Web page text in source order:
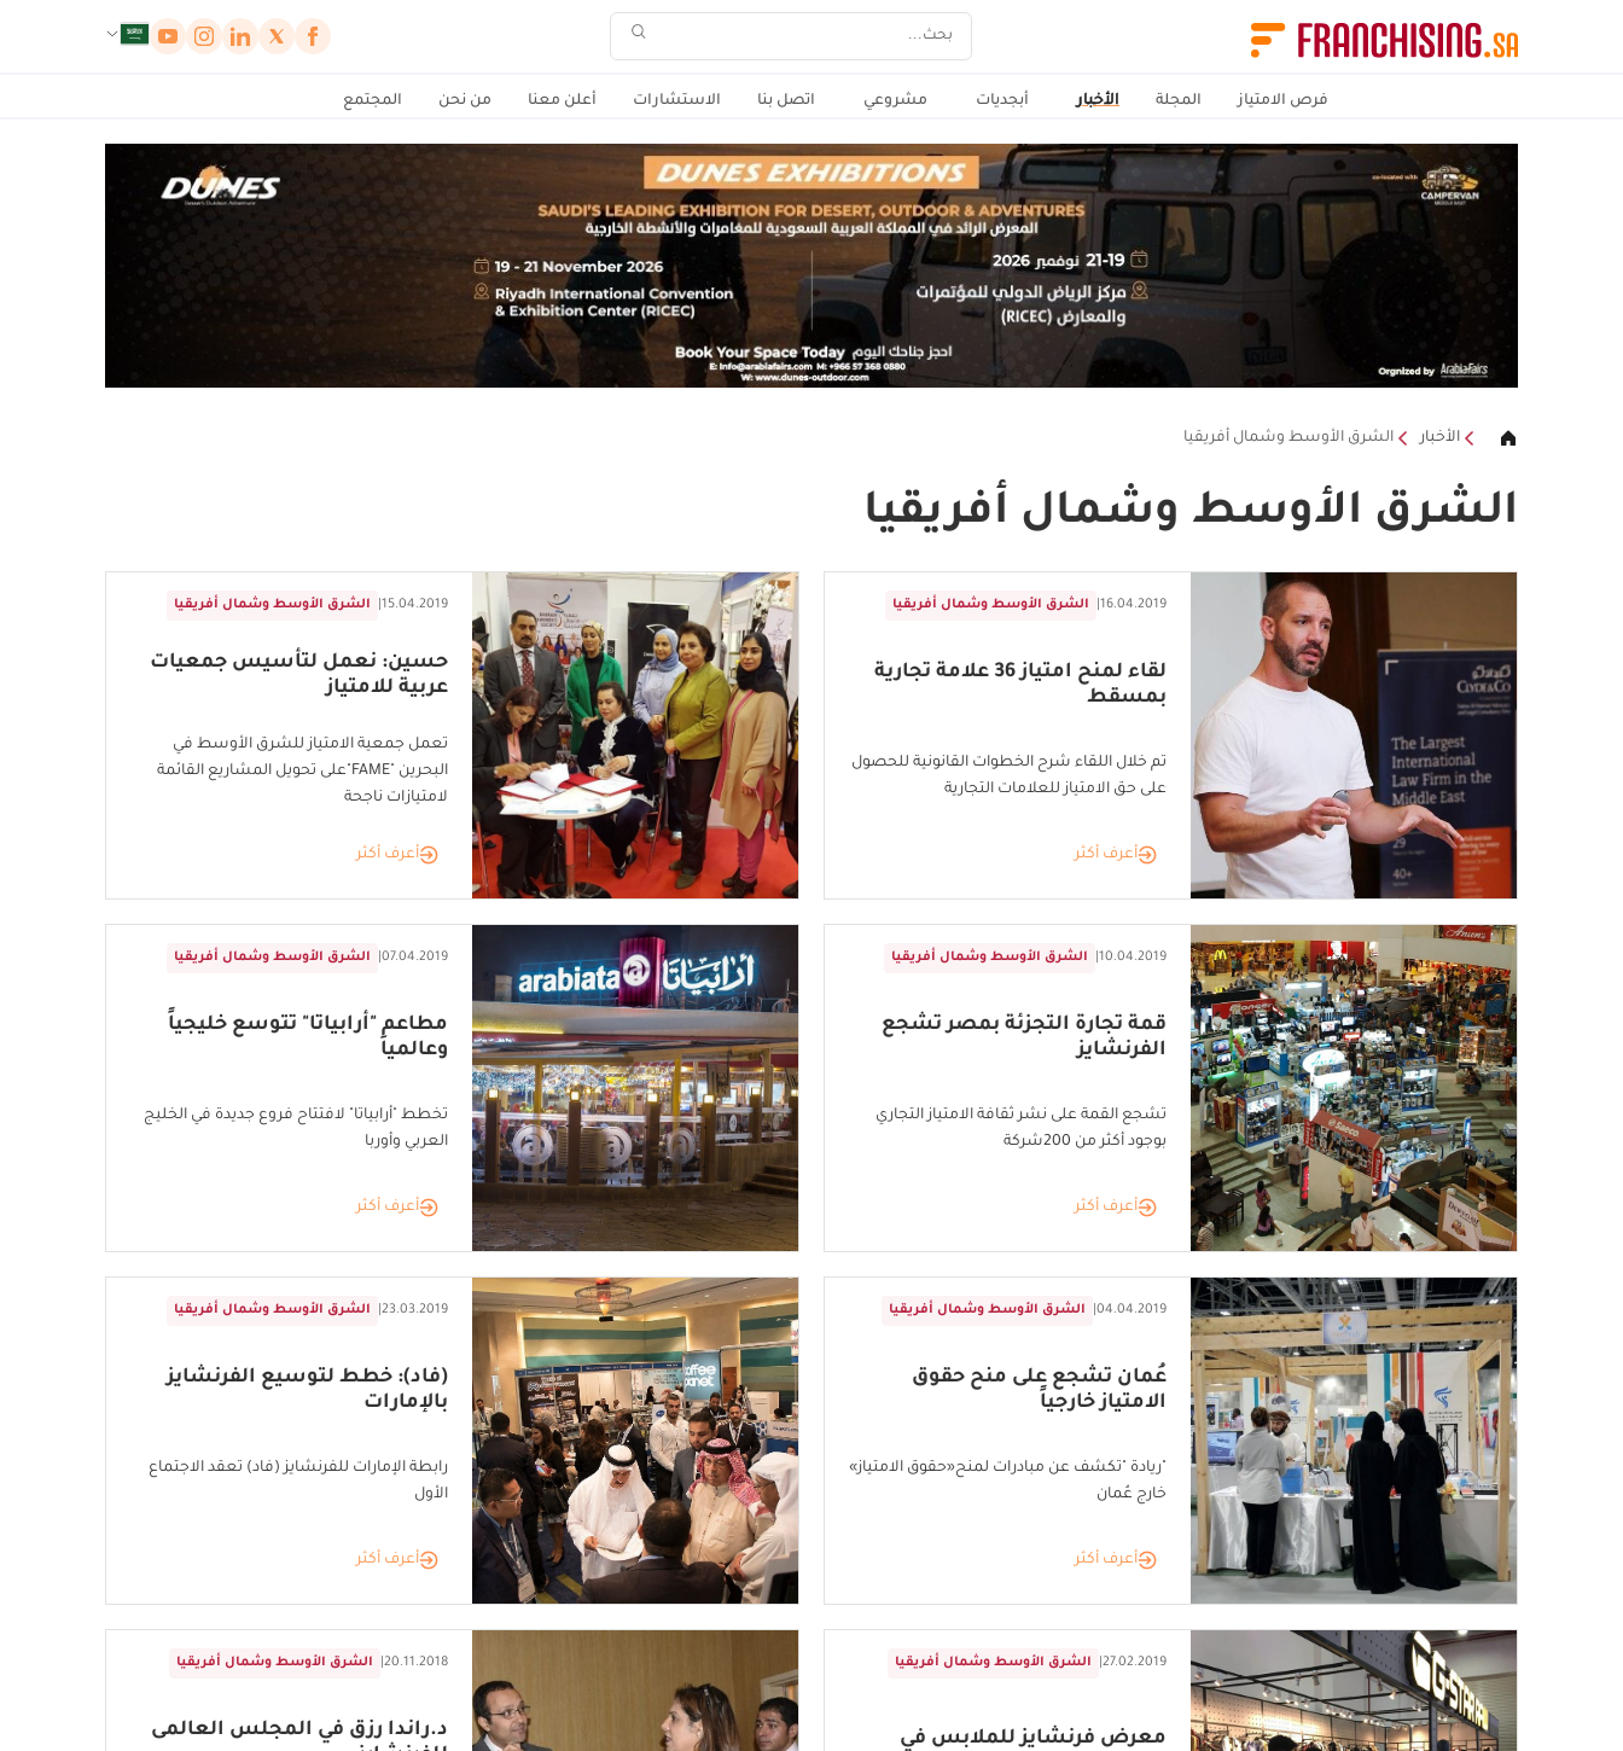
فرص الامتياز المجلة الأخبار أبجديات مشروعي اتصل بنا الاستشارات أعلن معنا من نحن المجتمع
الأخبار الشرق الأوسط وشمال أفريقيا
الشرق الأوسط وشمال أفريقيا
الشرق الأوسط وشمال أفريقيا 16.04.2019
لقاء لمنح امتياز 36 علامة تجارية
بمسقط
تم خلال اللقاء شرح الخطوات القانونية للحصول
على حق الامتياز للعلامات التجارية
أعرف أكثر
الشرق الأوسط وشمال أفريقيا 15.04.2019
حسين: نعمل لتأسيس جمعيات
عربية للامتياز
تعمل جمعية الامتياز للشرق الأوسط في
البحرين "FAME"على تحويل المشاريع القائمة
لامتيازات ناجحة
أعرف أكثر
الشرق الأوسط وشمال أفريقيا 10.04.2019
قمة تجارة التجزئة بمصر تشجع
الفرنشايز
تشجع القمة على نشر ثقافة الامتياز التجاري
بوجود أكثر من 200شركة
أعرف أكثر
الشرق الأوسط وشمال أفريقيا 07.04.2019
مطاعم "أرابياتا" تتوسع خليجياً
وعالمياَ
تخطط "أرابياتا" لافتتاح فروع جديدة في الخليج
العربي وأوربا
أعرف أكثر
الشرق الأوسط وشمال أفريقيا 04.04.2019
عُمان تشجع على منح حقوق
الامتياز خارجياً
"ريادة "تكشف عن مبادرات لمنح«حقوق الامتياز»
خارج عُمان
أعرف أكثر
الشرق الأوسط وشمال أفريقيا 23.03.2019
(فاد): خطط لتوسيع الفرنشايز
بالإمارات
رابطة الإمارات للفرنشايز (فاد) تعقد الاجتماع
الأول
أعرف أكثر
الشرق الأوسط وشمال أفريقيا 27.02.2019
معرض فرنشايز للملابس في
الشرق الأوسط وشمال أفريقيا 20.11.2018
د.راندا رزق في المجلس العالمى
لوحة إدارة ملفات تعريف الارتباط